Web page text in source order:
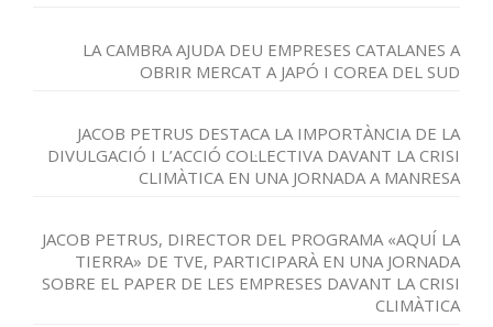
LA CAMBRA AJUDA DEU EMPRESES CATALANES A
OBRIR MERCAT A JAPÓ I COREA DEL SUD
JACOB PETRUS DESTACA LA IMPORTÀNCIA DE LA
DIVULGACIÓ I L’ACCIÓ COL·LECTIVA DAVANT LA CRISI
CLIMÀTICA EN UNA JORNADA A MANRESA
JACOB PETRUS, DIRECTOR DEL PROGRAMA «AQUÍ LA
TIERRA» DE TVE, PARTICIPARÀ EN UNA JORNADA
SOBRE EL PAPER DE LES EMPRESES DAVANT LA CRISI
CLIMÀTICA